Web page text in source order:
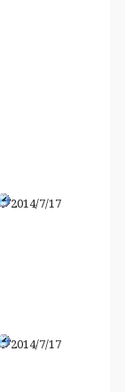
2014/7/17
2014/7/17